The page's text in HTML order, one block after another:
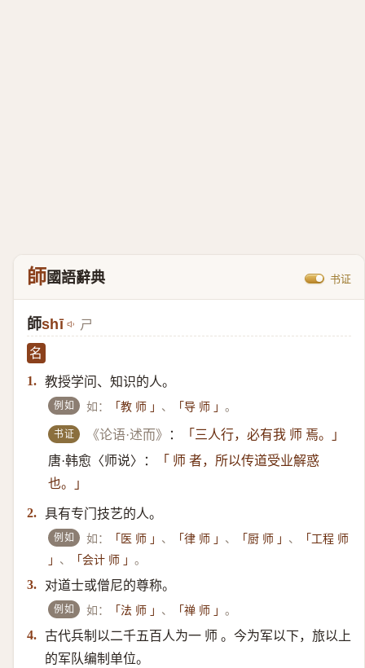
師國語辭典 书证
師shī ㄕ
名
1. 教授学问、知识的人。
例如 如： 「教 师 」 、 「导 师 」。
书证 《论语·述而》 ：
「三人行，必有我 师 焉。」
唐·韩愈〈师说〉：
「 师 者，所以传道受业解惑
也。」
2. 具有专门技艺的人。
例如 如： 「医 师 」 、 「律 师 」 、 「厨 师 」 、
「工程 师
」 、 「会计 师 」 。
3. 对道士或僧尼的尊称。
例如 如： 「法 师 」 、 「禅 师 」。
4. 古代兵制以二千五百人为一 师 。今为军以下，旅以上
的军队编制单位。